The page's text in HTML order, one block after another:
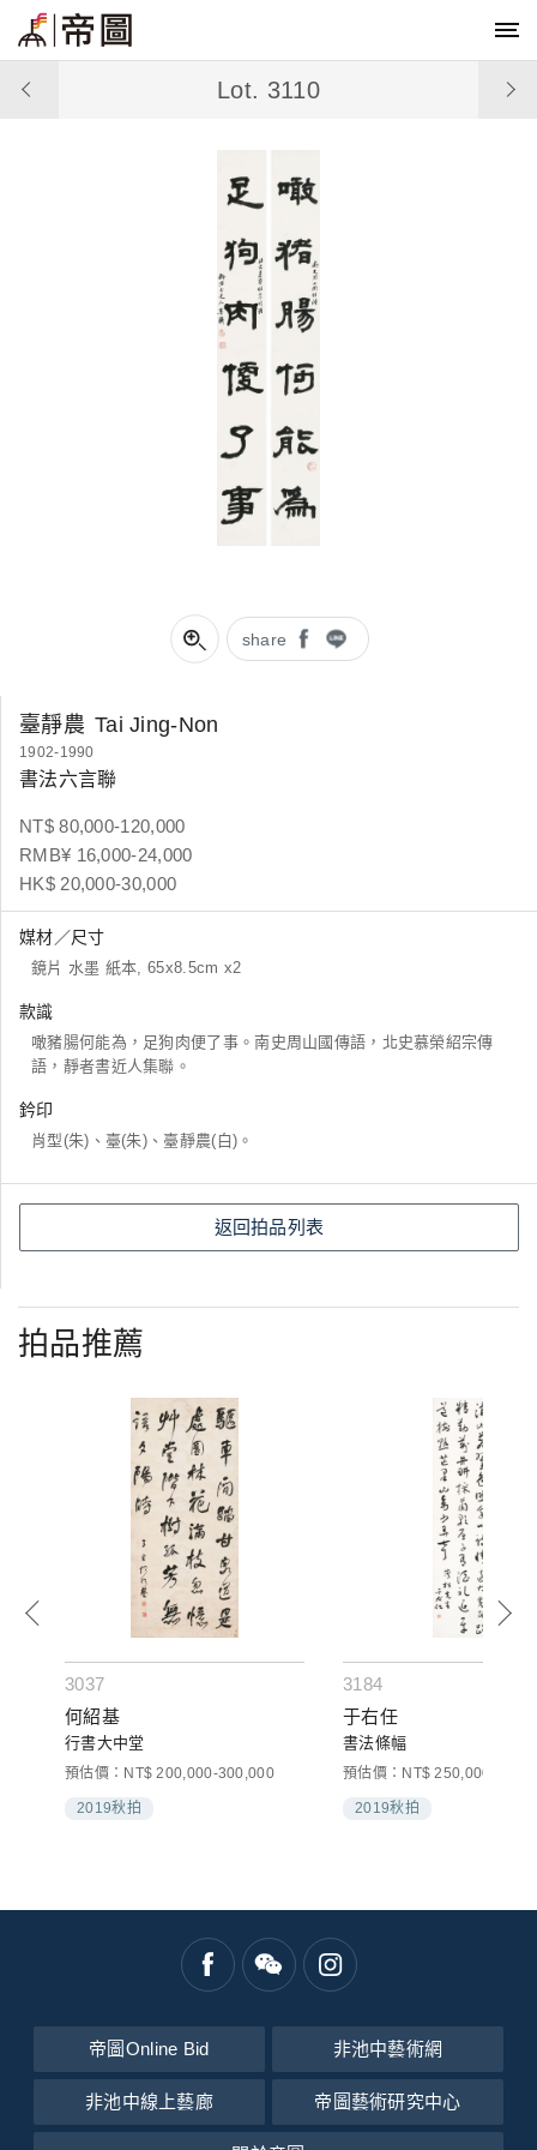
share
Lot. 3110
臺靜農 Tai Jing-Non
1902-1990
書法六言聯
NT$ 80,000-120,000
RMB¥ 16,000-24,000
HK$ 20,000-30,000
媒材／尺寸
鏡片 水墨 紙本, 65x8.5cm x2
款識
噉豬腸何能為，足狗肉便了事。南史周山國傳語，北史慕榮紹宗傳
語，靜者書近人集聯。
鈐印
肖型(朱)、臺(朱)、臺靜農(白)。
返回拍品列表
拍品推薦
3037
何紹基
行書大中堂
預估價：NT$ 200,000-300,000
2019秋拍
3184
于右任
書法條幅
預估價：NT$ 250,000-
2019秋拍
帝圖Online Bid 非池中藝術網
非池中線上藝廊 帝圖藝術研究中心